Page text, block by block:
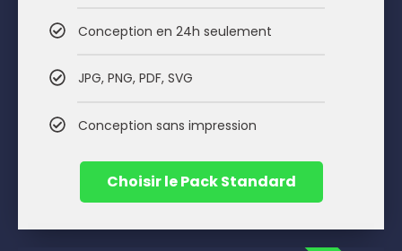
Conception en 24h seulement
JPG, PNG, PDF, SVG
Conception sans impression
Choisir le Pack Standard